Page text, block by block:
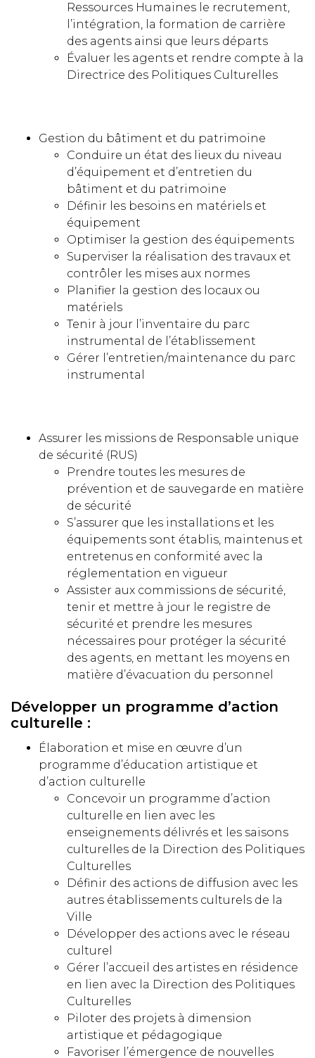
Ressources Humaines le recrutement,
l’intégration, la formation de carrière
des agents ainsi que leurs départs
Évaluer les agents et rendre compte à la
Directrice des Politiques Culturelles
Gestion du bâtiment et du patrimoine
Conduire un état des lieux du niveau
d’équipement et d’entretien du
bâtiment et du patrimoine
Définir les besoins en matériels et
équipement
Optimiser la gestion des équipements
Superviser la réalisation des travaux et
contrôler les mises aux normes
Planifier la gestion des locaux ou
matériels
Tenir à jour l’inventaire du parc
instrumental de l’établissement
Gérer l’entretien/maintenance du parc
instrumental
Assurer les missions de Responsable unique
de sécurité (RUS)
Prendre toutes les mesures de
prévention et de sauvegarde en matière
de sécurité
S’assurer que les installations et les
équipements sont établis, maintenus et
entretenus en conformité avec la
réglementation en vigueur
Assister aux commissions de sécurité,
tenir et mettre à jour le registre de
sécurité et prendre les mesures
nécessaires pour protéger la sécurité
des agents, en mettant les moyens en
matière d’évacuation du personnel
Développer un programme d’action
culturelle :
Élaboration et mise en œuvre d’un
programme d’éducation artistique et
d’action culturelle
Concevoir un programme d’action
culturelle en lien avec les
enseignements délivrés et les saisons
culturelles de la Direction des Politiques
Culturelles
Définir des actions de diffusion avec les
autres établissements culturels de la
Ville
Développer des actions avec le réseau
culturel
Gérer l’accueil des artistes en résidence
en lien avec la Direction des Politiques
Culturelles
Piloter des projets à dimension
artistique et pédagogique
Favoriser l’émergence de nouvelles